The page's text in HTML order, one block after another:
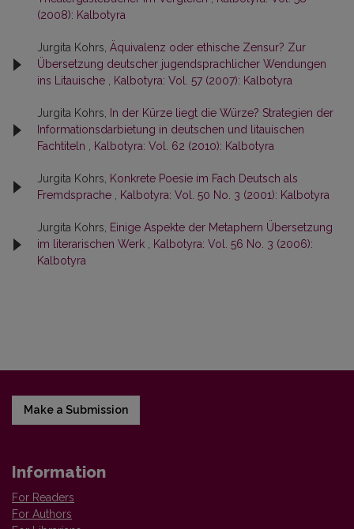
(2008): Kalbotyra
Jurgita Kohrs, Äquivalenz oder ethische Zensur? Zur
Übersetzung deutscher jugendsprachlicher Wendungen
ins Litauische
Kalbotyra: Vol. 57 (2007): Kalbotyra
Jurgita Kohrs,
In der Kürze liegt die Würze? Strategien der
Informationsdarbietung in deutschen und litauischen
Fachtiteln
Kalbotyra: Vol. 62 (2010): Kalbotyra
Jurgita Kohrs,
Konkrete Poesie im Fach Deutsch als
Fremdsprache
Kalbotyra: Vol. 50 No. 3 (2001): Kalbotyra
Jurgita Kohrs,
Einige Aspekte der Metaphern Übersetzung
im literarischen Werk
Kalbotyra: Vol. 56 No. 3 (2006):
Kalbotyra
Make a Submission
Information
For Readers
For Authors